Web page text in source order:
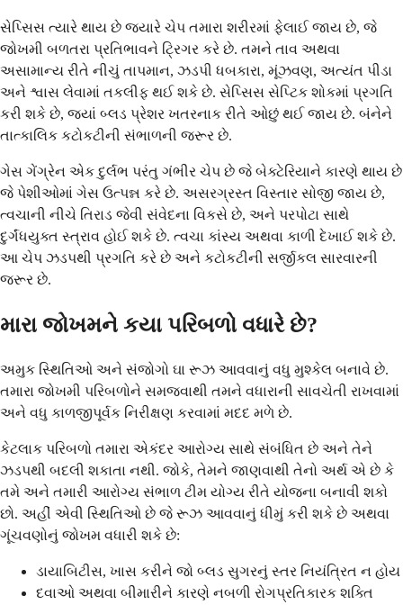
સેપ્સિસ ત્યારે થાય છે જ્યારે ચેપ તમારા શરીરમાં ફેલાઈ જાય છે, જે
જોખમી બળતરા પ્રતિભાવને ટ્રિગર કરે છે. તમને તાવ અથવા
અસામાન્ય રીતે નીચું તાપમાન, ઝડપી ધબકારા, મૂંઝવણ, અત્યંત પીડા
અને શ્વાસ લેવામાં તકલીફ થઈ શકે છે. સેપ્સિસ સેપ્ટિક શોકમાં પ્રગતિ
કરી શકે છે, જ્યાં બ્લડ પ્રેશર ખતરનાક રીતે ઓછું થઈ જાય છે. બંનેને
તાત્કાલિક કટોકટીની સંભાળની જરૂર છે.
ગેસ ગેંગ્રેન એક દુર્લભ પરંતુ ગંભીર ચેપ છે જે બેક્ટેરિયાને કારણે થાય છે
જે પેશીઓમાં ગેસ ઉત્પન્ન કરે છે. અસરગ્રસ્ત વિસ્તાર સોજી જાય છે,
ત્વચાની નીચે તિરાડ જેવી સંવેદના વિકસે છે, અને પરપોટા સાથે
દુર્ગંધયુક્ત સ્ત્રાવ હોઈ શકે છે. ત્વચા કાંસ્ય અથવા કાળી દેખાઈ શકે છે.
આ ચેપ ઝડપથી પ્રગતિ કરે છે અને કટોકટીની સર્જીકલ સારવારની
જરૂર છે.
મારા જોખમને કયા પરિબળો વધારે છે?
અમુક સ્થિતિઓ અને સંજોગો ઘા રૂઝ આવવાનું વધુ મુશ્કેલ બનાવે છે.
તમારા જોખમી પરિબળોને સમજવાથી તમને વધારાની સાવચેતી રાખવામાં
અને વધુ કાળજીપૂર્વક નિરીક્ષણ કરવામાં મદદ મળે છે.
કેટલાક પરિબળો તમારા એકંદર આરોગ્ય સાથે સંબંધિત છે અને તેને
ઝડપથી બદલી શકાતા નથી. જોકે, તેમને જાણવાથી તેનો અર્થ એ છે કે
તમે અને તમારી આરોગ્ય સંભાળ ટીમ યોગ્ય રીતે યોજના બનાવી શકો
છો. અહીં એવી સ્થિતિઓ છે જે રૂઝ આવવાનું ધીમું કરી શકે છે અથવા
ગૂંચવણોનું જોખમ વધારી શકે છે:
ડાયાબિટીસ, ખાસ કરીને જો બ્લડ સુગરનું સ્તર નિયંત્રિત ન હોય
દવાઓ અથવા બીમારીને કારણે નબળી રોગપ્રતિકારક શક્તિ